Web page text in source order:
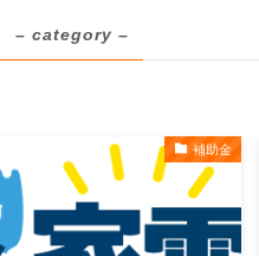
– category –
補助金